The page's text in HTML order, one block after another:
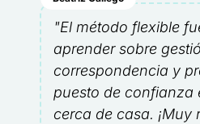
"El método flexible
aprender sobre
correspondencia y
puesto de confianza
cerca de casa. ¡Muy